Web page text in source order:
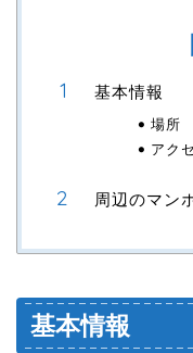
基本情報
場所
アク
周辺のマン
基本情報